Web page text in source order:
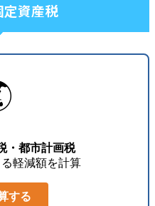
定資産税
・都市計画税
軽減額を計算
する